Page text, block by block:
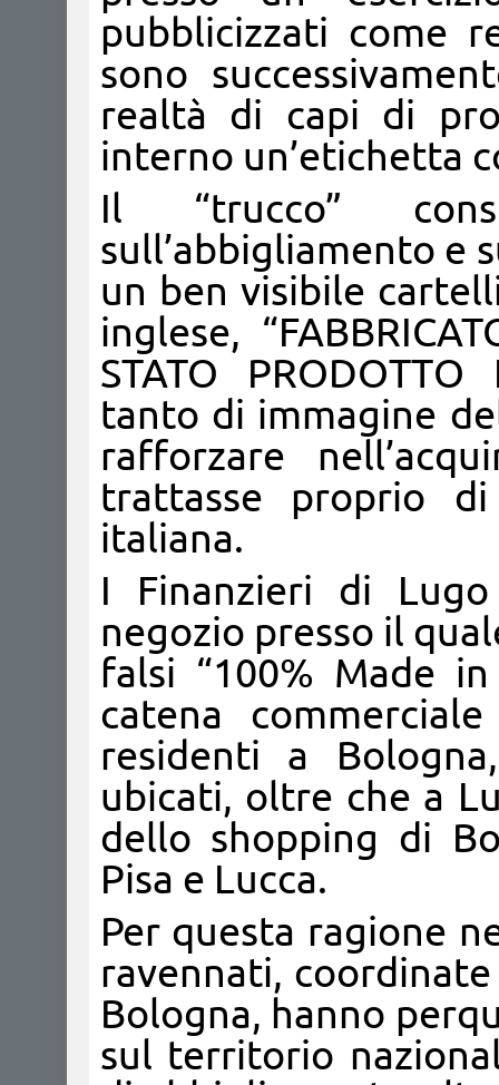
pubblicizzati come
sono
realtà di capi di
interno un’etichetta
Il “trucco”
sull’abbigliamento e
un ben visibile
inglese,
STATO
tanto di immagine
rafforzare
trattasse proprio
italiana.
I Finanzieri di
negozio presso il
falsi “100% Made
catena
residenti a
ubicati, oltre che a
dello shopping di
Pisa e Lucca.
Per questa ragione
ravennati,
Bologna, hanno
sul territorio